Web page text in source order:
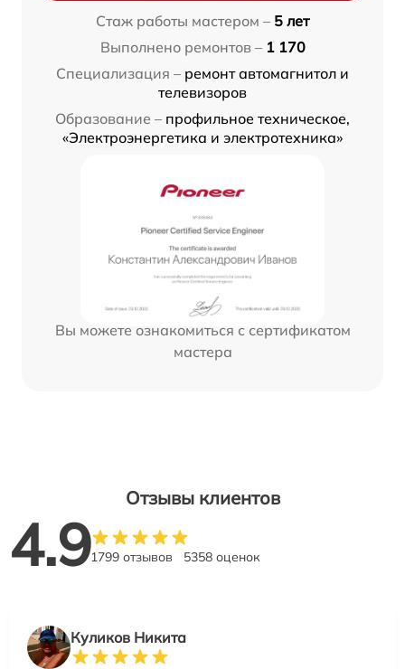
Стаж работы мастером – 5 лет
Выполнено ремонтов – 1 170
Специализация – ремонт автомагнитол и
телевизоров
Образование – профильное техническое,
«Электроэнергетика и электротехника»
Вы можете ознакомиться с сертификатом
мастера
Отзывы клиентов
4.91799 отзывов 5358 оценок
Куликов Никита